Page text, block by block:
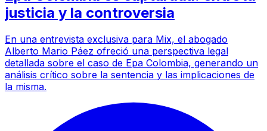
justicia y la controversia
En una entrevista exclusiva para Mix, el abogado
Alberto Mario Páez ofreció una perspectiva legal
detallada sobre el caso de Epa Colombia, generando un
análisis crítico sobre la sentencia y las implicaciones de
la misma.